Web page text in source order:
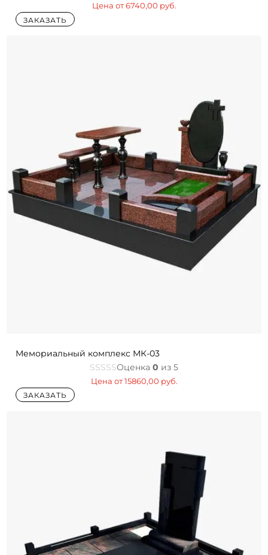
Цена от6740,00 руб.
ЗАКАЗАТЬ
Мемориальный комплекс МК-03
Оценка 0 из 5
Цена от15860,00 руб.
ЗАКАЗАТЬ